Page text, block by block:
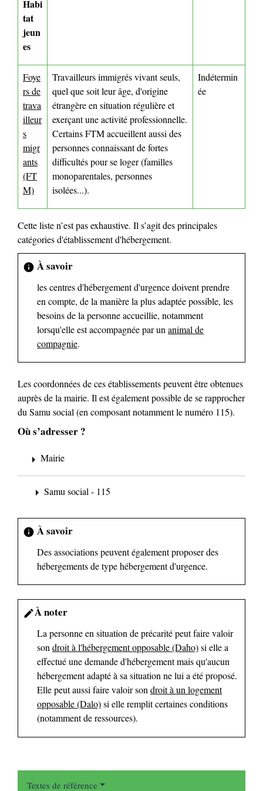
Habi
tat
jeun
es
Foye
rs de
trava
illeur
s
migr
ants
(FT
M)
Travailleurs immigrés vivant seuls,
quel que soit leur âge, d'origine
étrangère en situation régulière et
exerçant une activité professionnelle.
Certains FTM accueillent aussi des
personnes connaissant de fortes
difficultés pour se loger (familles
monoparentales, personnes
isolées...).
Indétermin
ée
Cette liste n’est pas exhaustive. Il s’agit des principales
catégories d'établissement d'hébergement.
info À savoir
les centres d'hébergement d'urgence doivent prendre
en compte, de la manière la plus adaptée possible, les
besoins de la personne accueillie, notamment
lorsqu'elle est accompagnée par un animal de
compagnie.
Les coordonnées de ces établissements peuvent être obtenues
auprès de la mairie. Il est également possible de se rapprocher
du Samu social (en composant notamment le numéro 115).
Où s’adresser ?
arrow_right Mairie
arrow_right Samu social - 115
info À savoir
Des associations peuvent également proposer des
hébergements de type hébergement d'urgence.
editÀ noter
La personne en situation de précarité peut faire valoir
sondroit à l'hébergement opposable (Daho)si elle a
effectué une demande d'hébergement mais qu'aucun
hébergement adapté à sa situation ne lui a été proposé.
Elle peut aussi faire valoir sondroit à un logement
opposable (Dalo)si elle remplit certaines conditions
(notamment de ressources).
Textes de référence